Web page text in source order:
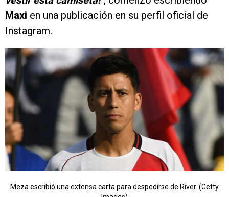
Maxi en una publicación en su perfil oficial de
Instagram.
Meza escribió una extensa carta para despedirse de River. (Getty